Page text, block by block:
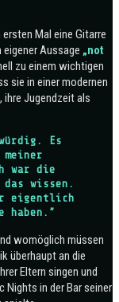
Mal eine Gitarre
eigener Aussage „not
zu einem wichtigen
sie in einer modernen
Jugendzeit als
Es
war die
wissen.
eigentlich
haben.”
womöglich müssen
überhaupt an die
Eltern singen und
Nights in der Bar seiner